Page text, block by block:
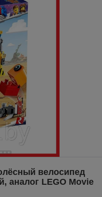
велосипед
аналог LEGO Movie